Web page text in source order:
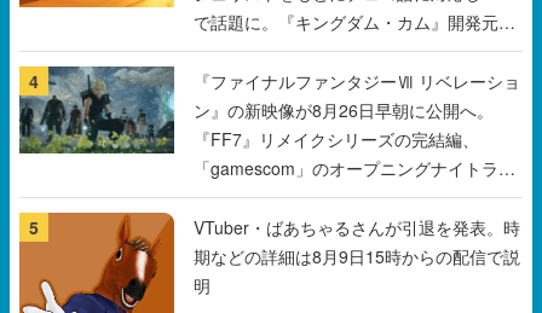
で話題に。『キングダム・カム』開発元や
チェコのプロ野球選手から称賛の声
4
『ファイナルファンタジーⅦ リベレーショ
ン』の新映像が8月26日早朝に公開へ。
『FF7』リメイクシリーズの完結編、
「gamescom」のオープニングナイトライ
ブにてディレクターの浜口直樹氏が登壇す
る予定
5
VTuber・ばあちゃるさんが引退を発表。時
期などの詳細は8月9日15時からの配信で説
明